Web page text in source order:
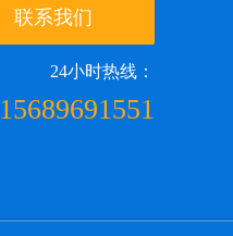
联系我们
24小时热线：
15689691551